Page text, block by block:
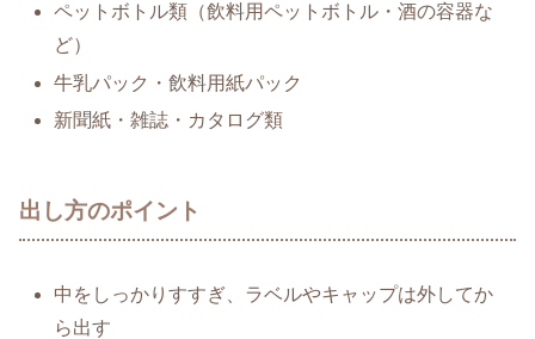
ペットボトル類（飲料用ペットボトル・酒の容器な
ど）
牛乳パック・飲料用紙パック
新聞紙・雑誌・カタログ類
出し方のポイント
中をしっかりすすぎ、ラベルやキャップは外してか
ら出す